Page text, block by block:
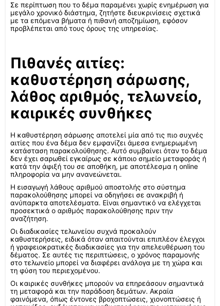
Σε περίπτωση που το δέμα παραμένει χωρίς ενημέρωση για
μεγάλο χρονικό διάστημα, ζητήστε διευκρινίσεις σχετικά
με τα επόμενα βήματα ή πιθανή αποζημίωση, εφόσον
προβλέπεται από τους όρους της υπηρεσίας.
Πιθανές αιτίες:
καθυστέρηση σάρωσης,
λάθος αριθμός, τελωνείο,
καιρικές συνθήκες
Η καθυστέρηση σάρωσης αποτελεί μία από τις πιο συχνές
αιτίες που ένα δέμα δεν εμφανίζει άμεσα ενημερωμένη
κατάσταση παρακολούθησης. Αυτό συμβαίνει όταν το δέμα
δεν έχει σαρωθεί εγκαίρως σε κάποιο σημείο μεταφοράς ή
κατά την άφιξή του σε αποθήκη, με αποτέλεσμα η online
πληροφορία να μην ανανεώνεται.
Η εισαγωγή λάθους αριθμού αποστολής στο σύστημα
παρακολούθησης μπορεί να οδηγήσει σε ανακριβή ή
ανύπαρκτα αποτελέσματα. Είναι σημαντικό να ελέγχεται
προσεκτικά ο αριθμός παρακολούθησης πριν την
αναζήτηση.
Οι διαδικασίες τελωνείου συχνά προκαλούν
καθυστερήσεις, ειδικά όταν απαιτούνται επιπλέον έλεγχοι
ή γραφειοκρατικές διαδικασίες για την απελευθέρωση του
δέματος. Σε αυτές τις περιπτώσεις, ο χρόνος παραμονής
στο τελωνείο μπορεί να διαφέρει ανάλογα με τη χώρα και
τη φύση του περιεχομένου.
Οι καιρικές συνθήκες μπορούν να επηρεάσουν σημαντικά
τη μεταφορά και την παράδοση δεμάτων. Ακραία
φαινόμενα, όπως έντονες βροχοπτώσεις, χιονοπτώσεις ή